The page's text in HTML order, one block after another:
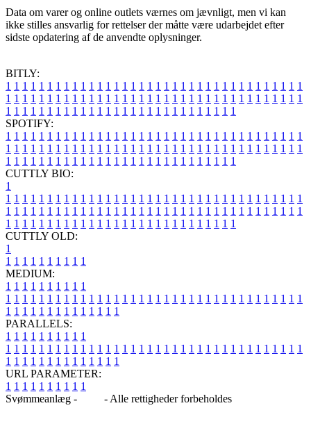
Data om varer og online outlets værnes om jævnligt, men vi kan
ikke stilles ansvarlig for rettelser der måtte være udarbejdet efter
sidste opdatering af de anvendte oplysninger.
BITLY:
1 1 1 1 1 1 1 1 1 1 1 1 1 1 1 1 1 1 1 1 1 1 1 1 1 1 1 1 1 1 1 1 1 1 1 1
1 1 1 1 1 1 1 1 1 1 1 1 1 1 1 1 1 1 1 1 1 1 1 1 1 1 1 1 1 1 1 1 1 1 1 1
1 1 1 1 1 1 1 1 1 1 1 1 1 1 1 1 1 1 1 1 1 1 1 1 1 1 1 1
SPOTIFY:
1 1 1 1 1 1 1 1 1 1 1 1 1 1 1 1 1 1 1 1 1 1 1 1 1 1 1 1 1 1 1 1 1 1 1 1
1 1 1 1 1 1 1 1 1 1 1 1 1 1 1 1 1 1 1 1 1 1 1 1 1 1 1 1 1 1 1 1 1 1 1 1
1 1 1 1 1 1 1 1 1 1 1 1 1 1 1 1 1 1 1 1 1 1 1 1 1 1 1 1
CUTTLY BIO:
1
1 1 1 1 1 1 1 1 1 1 1 1 1 1 1 1 1 1 1 1 1 1 1 1 1 1 1 1 1 1 1 1 1 1 1 1
1 1 1 1 1 1 1 1 1 1 1 1 1 1 1 1 1 1 1 1 1 1 1 1 1 1 1 1 1 1 1 1 1 1 1 1
1 1 1 1 1 1 1 1 1 1 1 1 1 1 1 1 1 1 1 1 1 1 1 1 1 1 1 1
CUTTLY OLD:
1
1 1 1 1 1 1 1 1 1 1
MEDIUM:
1 1 1 1 1 1 1 1 1 1
1 1 1 1 1 1 1 1 1 1 1 1 1 1 1 1 1 1 1 1 1 1 1 1 1 1 1 1 1 1 1 1 1 1 1 1
1 1 1 1 1 1 1 1 1 1 1 1 1 1
PARALLELS:
1 1 1 1 1 1 1 1 1 1
1 1 1 1 1 1 1 1 1 1 1 1 1 1 1 1 1 1 1 1 1 1 1 1 1 1 1 1 1 1 1 1 1 1 1 1
1 1 1 1 1 1 1 1 1 1 1 1 1 1
URL PARAMETER:
1 1 1 1 1 1 1 1 1 1
Svømmeanlæg -
- Alle rettigheder forbeholdes